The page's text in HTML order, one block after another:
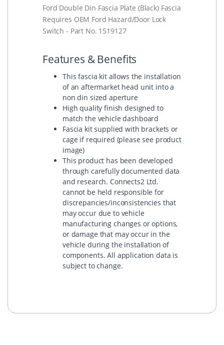
Ford Double Din Fascia Plate (Black) Fascia
Requires OEM Ford Hazard/Door Lock
Switch - Part No. 1519127
Features & Benefits
This fascia kit allows the installation
of an aftermarket head unit into a
non din sized aperture
High quality finish designed to
match the vehicle dashboard
Fascia kit supplied with brackets or
cage if required (please see product
image)
This product has been developed
through carefully documented data
and research. Connects2 Ltd.
cannot be held responsible for
discrepancies/inconsistencies that
may occur due to vehicle
manufacturing changes or options,
or damage that may occur in the
vehicle during the installation of
components. All application data is
subject to change.